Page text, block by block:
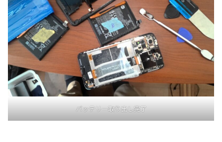
バッテリー取り出し完了